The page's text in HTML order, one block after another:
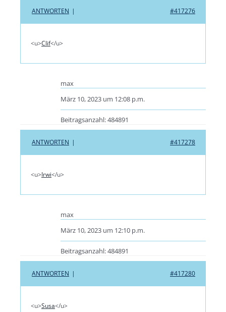
#417276
ANTWORTEN |
<u>Clif</u>
max
März 10, 2023 um 12:08 p.m.
Beitragsanzahl: 484891
#417278
ANTWORTEN |
<u>Irwi</u>
max
März 10, 2023 um 12:10 p.m.
Beitragsanzahl: 484891
#417280
ANTWORTEN |
<u>Susa</u>